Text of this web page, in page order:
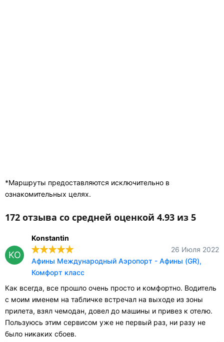
*Маршруты предоставляются исключительно в
ознакомительных целях.
172 отзыва со средней оценкой 4.93 из 5
KO
Konstantin
26 Июля 2022
Афины Международный Аэропорт - Афины (GR),
Комфорт класс
Как всегда, все прошло очень просто и комфортно. Водитель
с моим именем на табличке встречал на выходе из зоны
прилета, взял чемодан, довел до машины и привез к отелю.
Пользуюсь этим сервисом уже не первый раз, ни разу не
было никаких сбоев.